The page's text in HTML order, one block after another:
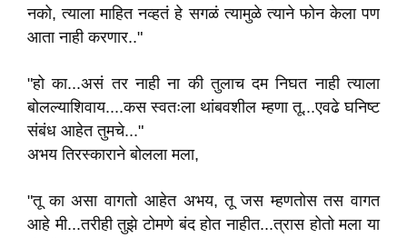
नको, त्याला माहित नव्हतं हे सगळं त्यामुळे त्याने फोन केला पण
आता नाही करणार.."
"हो का...असं तर नाही ना की तुलाच दम निघत नाही त्याला
बोलल्याशिवाय....कस स्वतःला थांबवशील म्हणा तू...एवढे घनिष्ट
संबंध आहेत तुमचे..."
अभय तिरस्काराने बोलला मला,
"तू का असा वागतो आहेत अभय, तू जस म्हणतोस तस वागत
आहे मी...तरीही तुझे टोमणे बंद होत नाहीत...त्रास होतो मला या